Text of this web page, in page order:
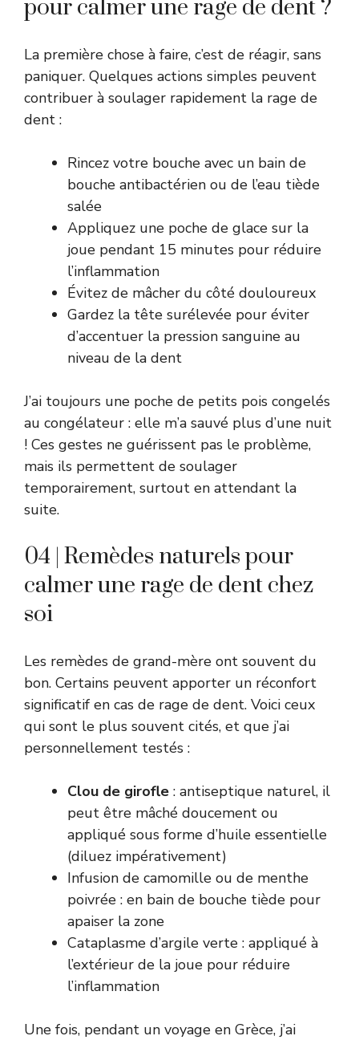
pour calmer une rage de dent ?
La première chose à faire, c’est de réagir, sans
paniquer. Quelques actions simples peuvent
contribuer à soulager rapidement la rage de
dent :
Rincez votre bouche avec un bain de
bouche antibactérien ou de l’eau tiède
salée
Appliquez une poche de glace sur la
joue pendant 15 minutes pour réduire
l’inflammation
Évitez de mâcher du côté douloureux
Gardez la tête surélevée pour éviter
d’accentuer la pression sanguine au
niveau de la dent
J’ai toujours une poche de petits pois congelés
au congélateur : elle m’a sauvé plus d’une nuit
! Ces gestes ne guérissent pas le problème,
mais ils permettent de soulager
temporairement, surtout en attendant la
suite.
04 | Remèdes naturels pour
calmer une rage de dent chez
soi
Les remèdes de grand-mère ont souvent du
bon. Certains peuvent apporter un réconfort
significatif en cas de rage de dent. Voici ceux
qui sont le plus souvent cités, et que j’ai
personnellement testés :
Clou de girofle : antiseptique naturel, il
peut être mâché doucement ou
appliqué sous forme d’huile essentielle
(diluez impérativement)
Infusion de camomille ou de menthe
poivrée : en bain de bouche tiède pour
apaiser la zone
Cataplasme d’argile verte : appliqué à
l’extérieur de la joue pour réduire
l’inflammation
Une fois, pendant un voyage en Grèce, j’ai